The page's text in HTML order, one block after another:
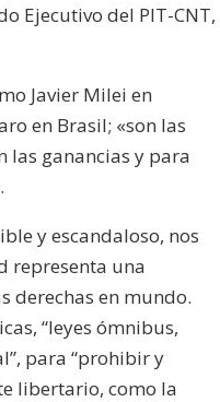
Ejecutivo del PIT-CNT,
Javier Milei en
en Brasil; «son las
las ganancias y para
y escandaloso, nos
representa una
derechas en mundo.
“leyes ómnibus,
para “prohibir y
libertario, como la